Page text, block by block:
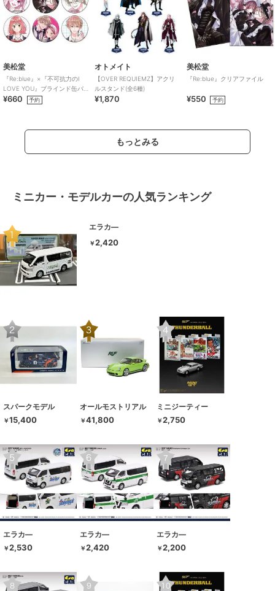
美松堂
『Re:blue』×『不可抗力のI
LOVE YOU』ブラインド缶バ
ッジ（全6種）
¥660 予約
オトメイト
【OVER REQUIEMZ】アクリ
ルスタンド(全6種)
¥1,870
美松堂
『Re:blue』クリアファイル
¥550 予約
もっとみる
ミニカー・モデルカーの人気ランキング
エラカ―
￥2,420
スパークモデル
￥15,400
オールモストリアル
￥41,800
ミニジーティー
￥2,750
エラカ―
￥2,530
エラカ―
￥2,420
エラカ―
￥2,200